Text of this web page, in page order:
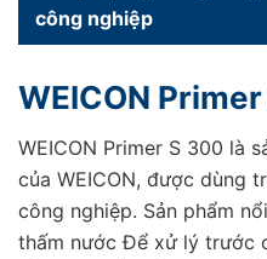
công nghiệp
WEICON
WEICON Primer S 300 là
của WEICON, được dùng
công nghiệp. Sản phẩm
thấm nước Để xử lý trước